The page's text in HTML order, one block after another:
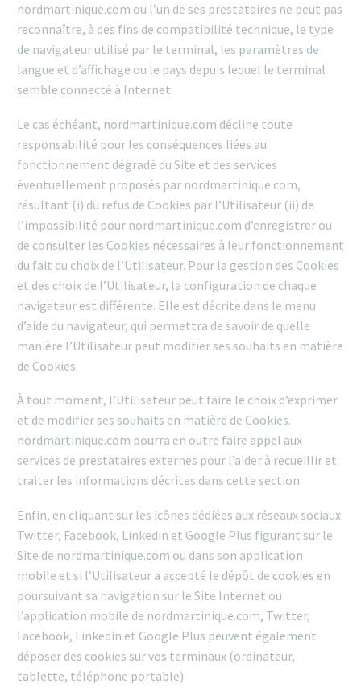
nordmartinique.com ou l’un de ses prestataires ne peut pas
reconnaître, à des fins de compatibilité technique, le type
de navigateur utilisé par le terminal, les paramètres de
langue et d’affichage ou le pays depuis lequel le terminal
semble connecté à Internet.
Le cas échéant, nordmartinique.com décline toute
responsabilité pour les conséquences liées au
fonctionnement dégradé du Site et des services
éventuellement proposés par nordmartinique.com,
résultant (i) du refus de Cookies par l’Utilisateur (ii) de
l’impossibilité pour nordmartinique.com d’enregistrer ou
de consulter les Cookies nécessaires à leur fonctionnement
du fait du choix de l’Utilisateur. Pour la gestion des Cookies
et des choix de l’Utilisateur, la configuration de chaque
navigateur est différente. Elle est décrite dans le menu
d’aide du navigateur, qui permettra de savoir de quelle
manière l’Utilisateur peut modifier ses souhaits en matière
de Cookies.
À tout moment, l’Utilisateur peut faire le choix d’exprimer
et de modifier ses souhaits en matière de Cookies.
nordmartinique.com pourra en outre faire appel aux
services de prestataires externes pour l’aider à recueillir et
traiter les informations décrites dans cette section.
Enfin, en cliquant sur les icônes dédiées aux réseaux sociaux
Twitter, Facebook, Linkedin et Google Plus figurant sur le
Site de nordmartinique.com ou dans son application
mobile et si l’Utilisateur a accepté le dépôt de cookies en
poursuivant sa navigation sur le Site Internet ou
l’application mobile de nordmartinique.com, Twitter,
Facebook, Linkedin et Google Plus peuvent également
déposer des cookies sur vos terminaux (ordinateur,
tablette, téléphone portable).